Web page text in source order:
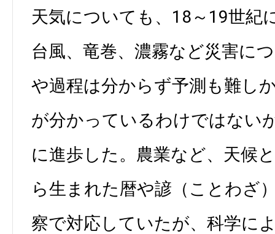
天気についても、18～19世紀
台風、竜巻、濃霧など災害に
や過程は分からず予測も難し
が分かっているわけではない
に進歩した。農業など、天候
ら生まれた暦や諺（ことわざ
察で対応していたが、科学に